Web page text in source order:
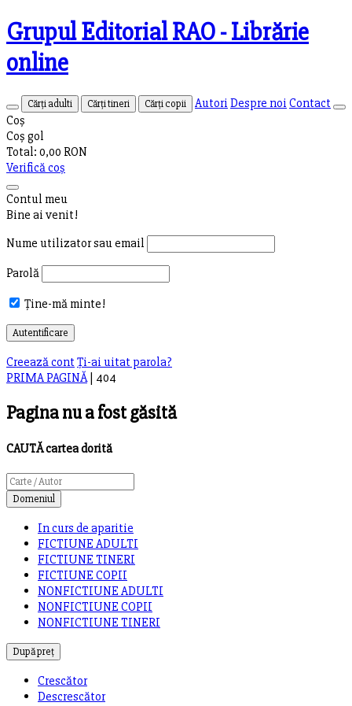
Grupul Editorial RAO - Librărie
online
Cărți adulti Cărți tineri Cărți copii Autori Despre noi Contact
Coș
Coș gol
Total: 0,00 RON
Verifică coș
Contul meu
Bine ai venit!
Nume utilizator sau email
Parolă
Ține-mă minte!
Creează cont Ți-ai uitat parola?
PRIMA PAGINĂ| 404
Pagina nu a fost găsită
CAUTĂcartea dorită
Domeniul
In curs de aparitie
FICTIUNE ADULTI
FICTIUNE TINERI
FICTIUNE COPII
NONFICTIUNE ADULTI
NONFICTIUNE COPII
NONFICTIUNE TINERI
După preț
Crescător
Descrescător